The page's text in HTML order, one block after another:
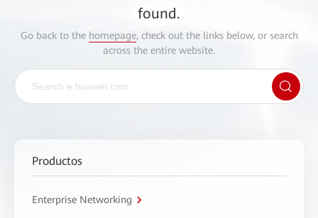
found.
Go back to the homepage, check out the links below, or search
across the entire website.
Productos
Enterprise Networking